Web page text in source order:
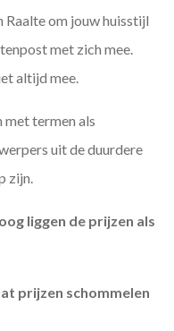
Raalte om jouw huisstijl
met zich mee.
altijd mee.
met termen als
uit de duurdere
zijn.
liggen de prijzen als
prijzen schommelen